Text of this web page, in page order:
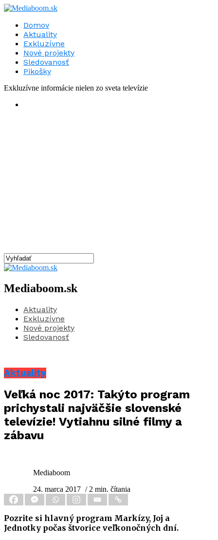
Domov
Aktuality
Exkluzívne
Nové projekty
Sledovanosť
Pikošky
Exkluzívne informácie nielen zo sveta televízie
Mediaboom.sk
Aktuality
Exkluzívne
Nové projekty
Sledovanosť
Aktuality
Veľká noc 2017: Takýto program
prichystali najväčšie slovenské
televízie! Vytiahnu silné filmy a
zábavu
Mediaboom
24. marca 2017 / 2 min. čítania
Pozrite si hlavný program Markízy, Joj a
Jednotky počas štvorice veľkonočných dní.